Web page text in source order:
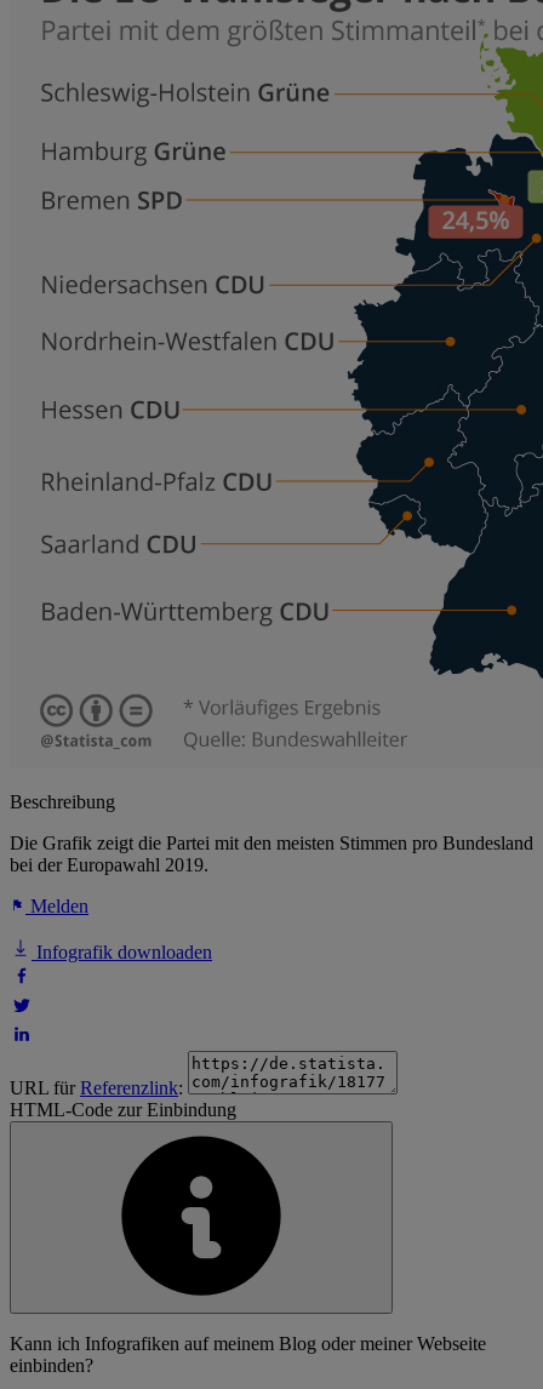
Beschreibung
Die Grafik zeigt die Partei mit den meisten Stimmen pro Bundesland
bei der Europawahl 2019.
Melden
Infografik downloaden
URL fürReferenzlink:
HTML-Code zur Einbindung
Kann ich Infografiken auf meinem Blog oder meiner Webseite
einbinden?